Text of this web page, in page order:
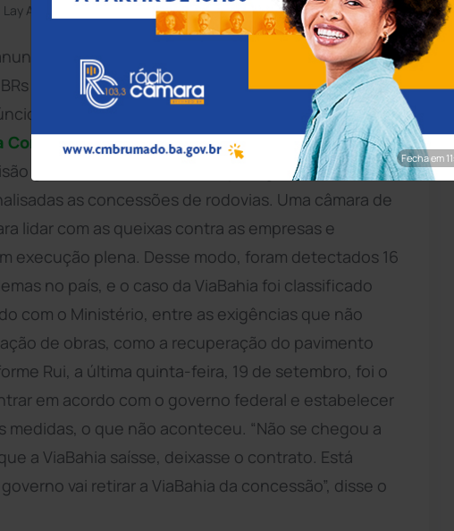
Lay Amorim/Achei Sudoeste
que o governo federal vai retirar a concessão
116 e 324, duas das três principais rodovias
foi feito neste sábado (21), durante um evento
Conquista. Na ocasião, Rui Costa disse que, ao
geral nos contratos feitos pelo governo federal e,
as concessões de rodovias. Uma câmara de
lidar com as queixas contra as empresas e
execução plena. Desse modo, foram detectados 16
no país, e o caso da ViaBahia foi classificado
com o Ministério, entre as exigências que não
de obras, como a recuperação do pavimento
Rui, a última quinta-feira, 19 de setembro, foi o
em acordo com o governo federal e estabelecer
medidas, o que não aconteceu. “Não se chegou a
a ViaBahia saísse, deixasse o contrato. Está
vai retirar a ViaBahia da concessão”, disse o
Fecha em